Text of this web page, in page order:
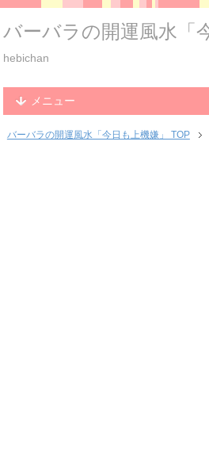
バーバラの開運風水「
hebichan
メニュー
バーバラの開運風水「今日も上機嫌」 TOP